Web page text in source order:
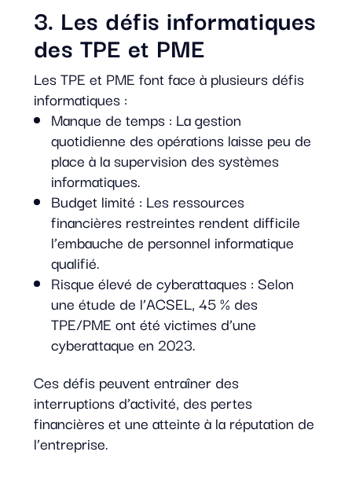
3. Les défis informatiques
des TPE et PME
Les TPE et PME font face à plusieurs défis
informatiques :
Manque de temps : La gestion
quotidienne des opérations laisse peu de
place à la supervision des systèmes
informatiques.
Budget limité : Les ressources
financières restreintes rendent difficile
l’embauche de personnel informatique
qualifié.
Risque élevé de cyberattaques : Selon
une étude de l’ACSEL, 45 % des
TPE/PME ont été victimes d’une
cyberattaque en 2023.
Ces défis peuvent entraîner des
interruptions d’activité, des pertes
financières et une atteinte à la réputation de
l’entreprise.